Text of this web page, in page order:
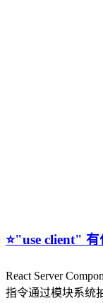
⭐️"use client" 有
React Server
指令通过模块系统